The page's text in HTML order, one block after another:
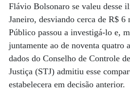
Flávio Bolsonaro se valeu desse
Janeiro, desviando cerca de R$
Público passou a investigá-lo e,
juntamente ao de noventa quatro
dados do Conselho de Controle
Justiça (STJ) admitiu esse
estabelecera em decisão anterior.